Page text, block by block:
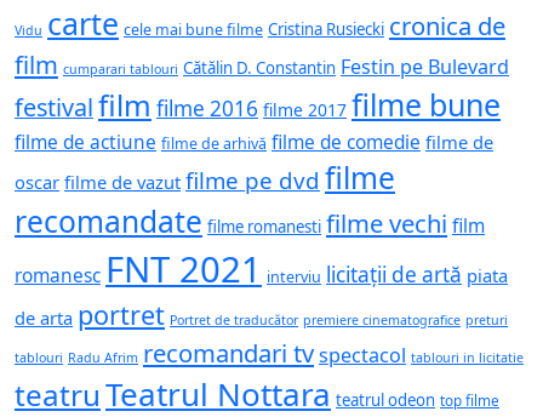
Vidu carte cele mai bune filme Cristina Rusiecki cronica de
film cumparari tablouri Cătălin D. Constantin Festin pe Bulevard
festivalfilm filme 2016 filme 2017 filme bune
filme de actiune filme de arhivă filme de comedie filme de
oscar filme de vazut filme pe dvd filme
recomandate filme romanesti filme vechi film
romanesc FNT 2021 interviu licitații de artă piata
de arta portret Portret de traducător premiere cinematografice preturi
tablouri Radu Afrim recomandari tvspectacol tablouri in licitatie
teatruTeatrul Nottara teatrul odeon top filme